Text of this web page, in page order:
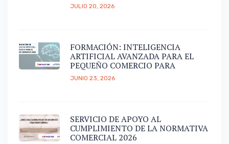
JULIO 20, 2026
FORMACIÓN: INTELIGENCIA
ARTIFICIAL AVANZADA PARA EL
PEQUEÑO COMERCIO PARA
JUNIO 23, 2026
SERVICIO DE APOYO AL
CUMPLIMIENTO DE LA NORMATIVA
COMERCIAL 2026